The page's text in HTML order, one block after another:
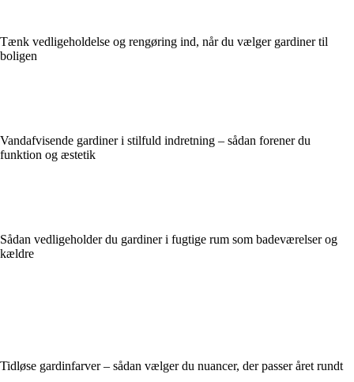
Tænk vedligeholdelse og rengøring ind, når du vælger gardiner til
boligen
Vandafvisende gardiner i stilfuld indretning – sådan forener du
funktion og æstetik
Sådan vedligeholder du gardiner i fugtige rum som badeværelser og
kældre
Tidløse gardinfarver – sådan vælger du nuancer, der passer året rundt